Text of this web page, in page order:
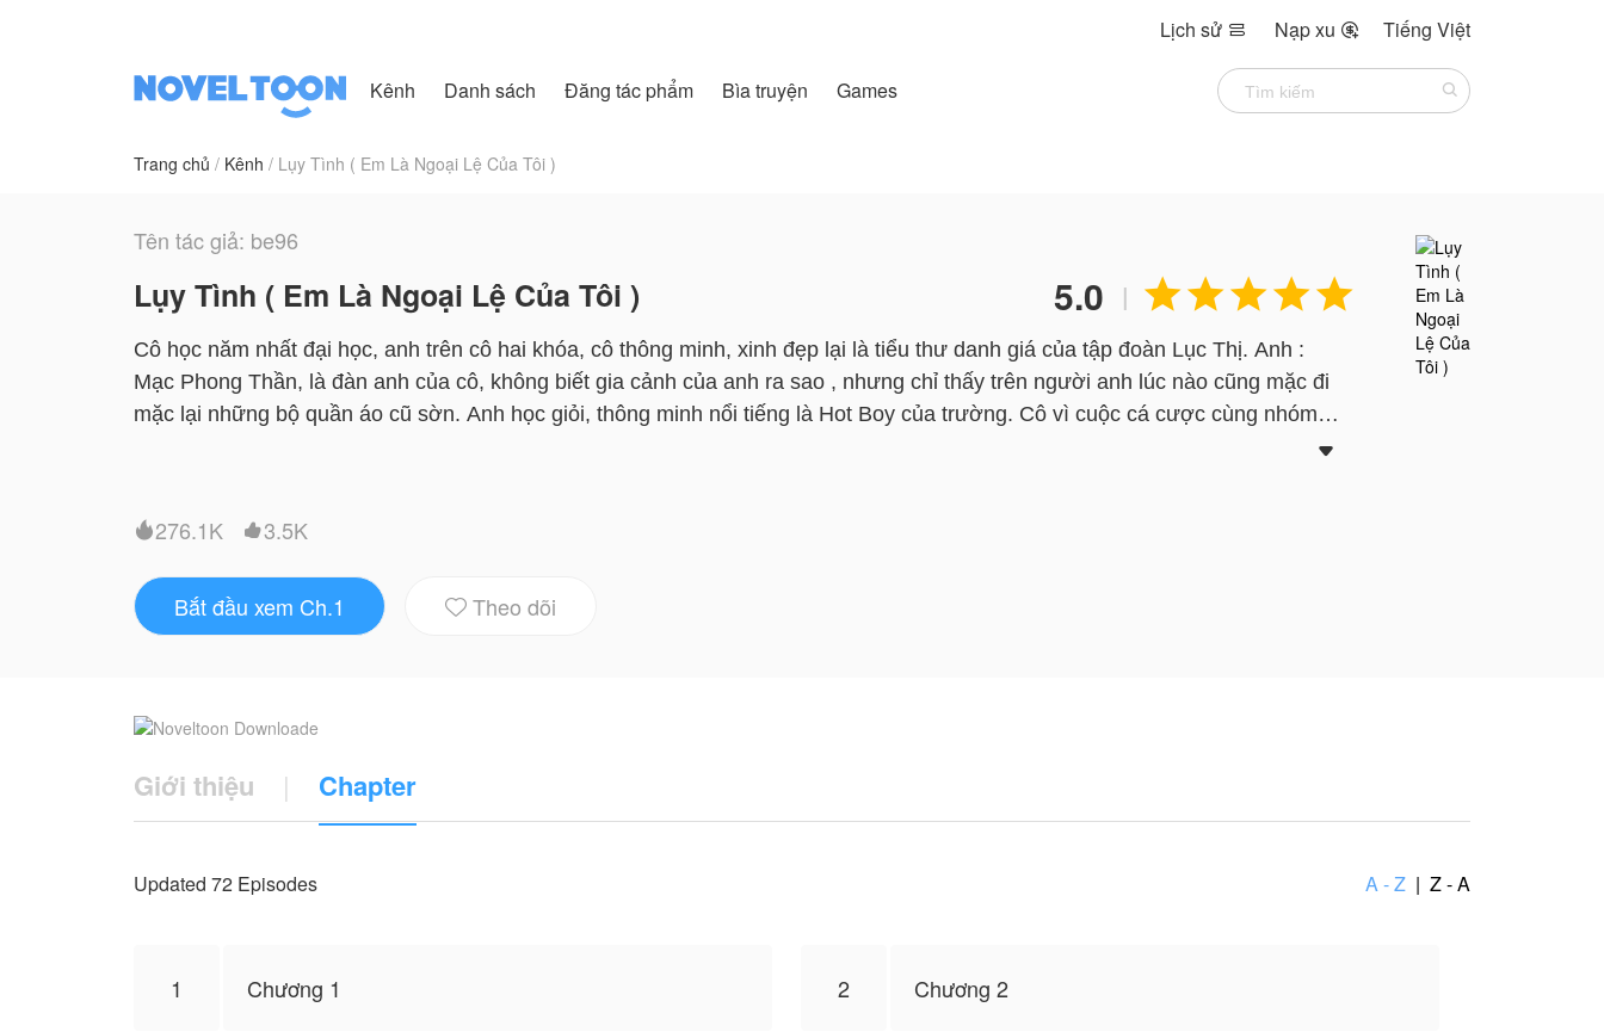
Lịch sử  Nạp xu  Tiếng Việt
Kênh Danh sách Đăng tác phẩm Bìa truyện Games
Trang chủ Kênh Lụy Tình ( Em Là Ngoại Lệ Của Tôi )
Tên tác giả: be96
Lụy Tình ( Em Là Ngoại Lệ Của Tôi ) 5.0 | 
Cô học năm nhất đại học, anh trên cô hai khóa, cô thông minh, xinh đẹp lại là tiểu thư danh giá của tập đoàn Lục Thị. Anh :
Mạc Phong Thần, là đàn anh của cô, không biết gia cảnh của anh ra sao , nhưng chỉ thấy trên người anh lúc nào cũng mặc đi
mặc lại những bộ quần áo cũ sờn. Anh học giỏi, thông minh nổi tiếng là Hot Boy của trường. Cô vì cuộc cá cược cùng nhóm
Truyện này do be96 cho phép NovelToon đăng tải, nội dung chỉ là quan điểm của bản thân tác giả, không thể hiện lập trường
của NovelToon

276.1K 3.5K
Bắt đầu xem Ch.1  Theo dõi
Giới thiệu | Chapter
Updated 72 Episodes A - Z | Z - A
1 Chương 1 2 Chương 2